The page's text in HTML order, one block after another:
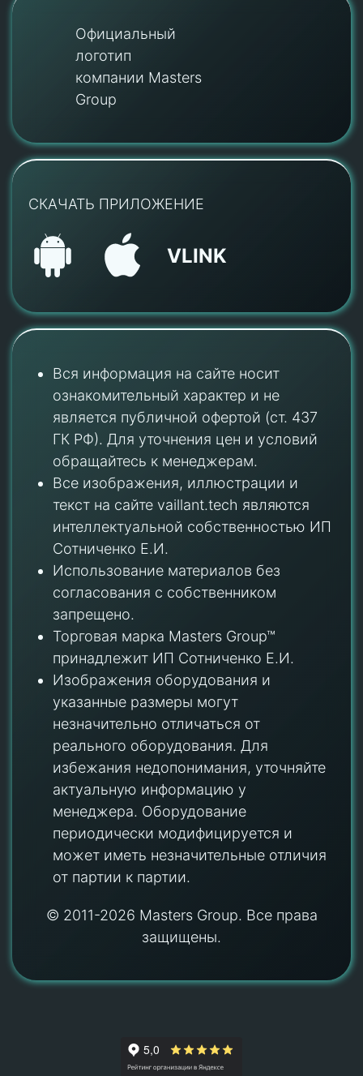
Официальный
логотип
компании Masters
Group
СКАЧАТЬ ПРИЛОЖЕНИЕ
VLINK
Вся информация на сайте носит
ознакомительный характер и не
является публичной офертой (ст. 437
ГК РФ). Для уточнения цен и условий
обращайтесь к менеджерам.
Все изображения, иллюстрации и
текст на сайте vaillant.tech являются
интеллектуальной собственностью ИП
Сотниченко Е.И.
Использование материалов без
согласования с собственником
запрещено.
Торговая марка Masters Group™
принадлежит ИП Сотниченко Е.И.
Изображения оборудования и
указанные размеры могут
незначительно отличаться от
реального оборудования. Для
избежания недопонимания, уточняйте
актуальную информацию у
менеджера. Оборудование
периодически модифицируется и
может иметь незначительные отличия
от партии к партии.
© 2011-2026 Masters Group. Все права
защищены.